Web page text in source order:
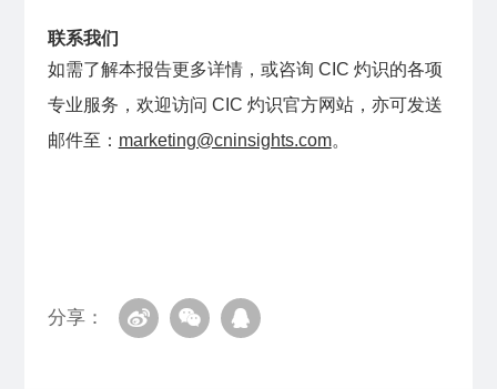
联系我们
如需了解本报告更多详情，或咨询 CIC 灼识的各项
专业服务，欢迎访问 CIC 灼识官方网站，亦可发送
邮件至： marketing@cninsights.com。
分享：